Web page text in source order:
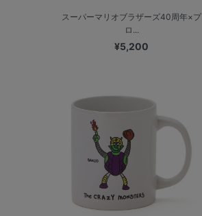
スーパーマリオブラザーズ40周年×プ
ロ...
¥5,200